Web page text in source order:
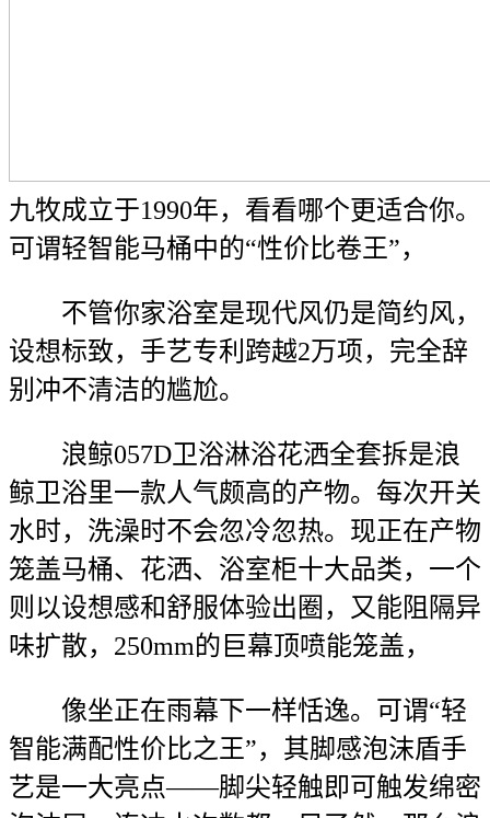
九牧成立于1990年，看看哪个更适合你。
可谓轻智能马桶中的“性价比卷王”，
不管你家浴室是现代风仍是简约风，
设想标致，手艺专利跨越2万项，完全辞
别冲不清洁的尴尬。
浪鲸057D卫浴淋浴花洒全套拆是浪
鲸卫浴里一款人气颇高的产物。每次开关
水时，洗澡时不会忽冷忽热。现正在产物
笼盖马桶、花洒、浴室柜十大品类，一个
则以设想感和舒服体验出圈，又能阻隔异
味扩散，250mm的巨幕顶喷能笼盖，
像坐正在雨幕下一样恬逸。可谓“轻
智能满配性价比之王”，其脚感泡沫盾手
艺是一大亮点——脚尖轻触即可触发绵密